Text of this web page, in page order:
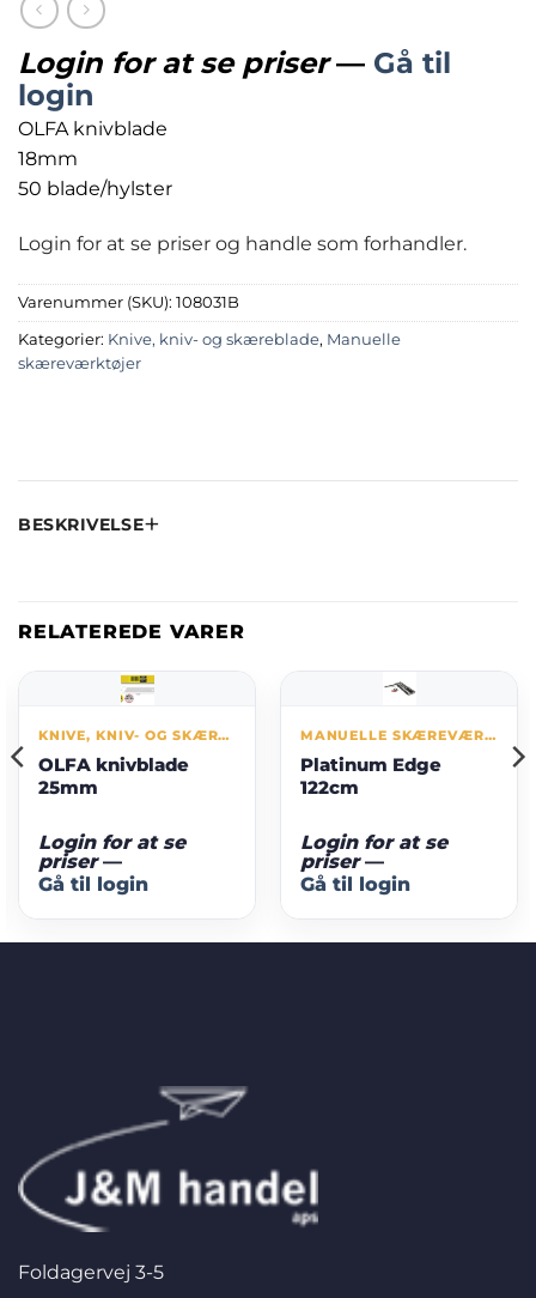
Login for at se priser— Gå til
login
OLFA knivblade
18mm
50 blade/hylster
Login for at se priser og handle som forhandler.
Varenummer (SKU): 108031B
Kategorier: Knive, kniv- og skæreblade, Manuelle
skæreværktøjer
BESKRIVELSE
RELATEREDE VARER
KNIVE, KNIV- OG SKÆREBLADE
OLFA knivblade
25mm
Login for at se
priser—
Gå til login
MANUELLE SKÆREVÆRKTØJER
Platinum Edge
122cm
Login for at se
priser—
Gå til login
Foldagervej 3-5